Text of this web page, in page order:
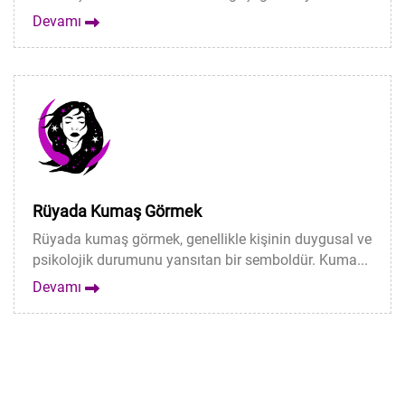
Devamı
Rüyada Kumaş Görmek
Rüyada kumaş görmek, genellikle kişinin duygusal ve
psikolojik durumunu yansıtan bir semboldür. Kuma...
Devamı